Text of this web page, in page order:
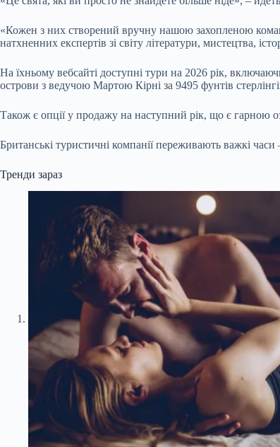
«Кожен з них створений вручну нашою захопленою
натхненних експертів зі світу літератури, мистецтва,
На їхньому вебсайті доступні тури на 2026 рік,
острови з ведучою Мартою Кірні за 9495 фунтів
Також є опції у продажу на наступний рік, що є гарною
Британські туристичні компанії переживають важкі часи
Тренди зараз